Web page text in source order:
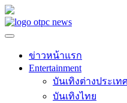
Skip
to
ข่าวหน้าแรก
Entertainment
บันเทิงต่างประเท
บันเทิงไทย